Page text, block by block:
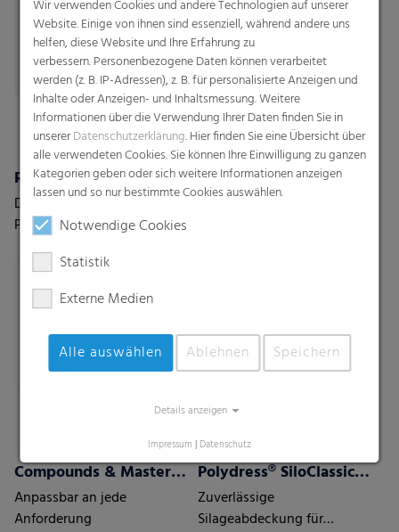
Folien.
Rondotex® Basic
Die Basis Version des
Premiumnetzes Rondotex®
für Silage/Heu/Stroh
Premium-Silageabdeckung
Compounds & Masterbatch
Anpassbar an jede
Anforderung
Polydress® SiloClassics 120 µm
Zuverlässige
Silageabdeckung für
Wir verwenden Cookies und andere Technologien auf unserer
Website. Einige von ihnen sind essenziell, während andere uns
helfen, diese Website und Ihre Erfahrung zu
verbessern. Personenbezogene Daten können verarbeitet
werden (z. B. IP-Adressen), z. B. für personalisierte Anzeigen und
Inhalte oder Anzeigen- und Inhaltsmessung. Weitere
Informationen über die Verwendung Ihrer Daten finden Sie in
unsererDatenschutzerklärung. Hier finden Sie eine Übersicht über
alle verwendeten Cookies. Sie können Ihre Einwilligung zu ganzen
Kategorien geben oder sich weitere Informationen anzeigen
lassen und so nur bestimmte Cookies auswählen.
Notwendige Cookies
Statistik
Externe Medien
Alle auswählen Ablehnen Speichern
Details anzeigen
Impressum | Datenschutz